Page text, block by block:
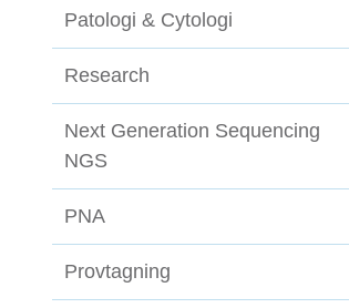
Patologi & Cytologi
Research
Next Generation Sequencing
NGS
PNA
Provtagning